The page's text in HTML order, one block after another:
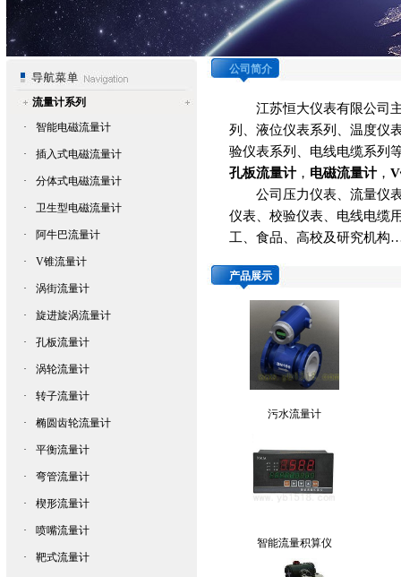
流量计系列
·
智能电磁流量计
· 插入式电磁流量计
· 分体式电磁流量计
· 卫生型电磁流量计
· 阿牛巴流量计
· V锥流量计
· 涡街流量计
· 旋进旋涡流量计
· 孔板流量计
· 涡轮流量计
· 转子流量计
· 椭圆齿轮流量计
· 平衡流量计
· 弯管流量计
· 楔形流量计
· 喷嘴流量计
· 靶式流量计
公司简介
江苏恒大仪表有限公司
列、液位仪表系列、温度仪
验仪表系列、电线电缆系列
孔板流量计， 电磁流量计， V
公司压力仪表、流量仪表
仪表、校验仪表、电线电缆
工、食品、高校及研究机构
产品展示
污水流量计
智能流量积算仪